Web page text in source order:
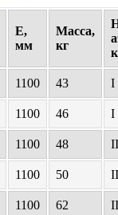
E,
мм
Масса,
кг
1100 43 I
1100 46 I
1100 48
1100 50
1100 62 II